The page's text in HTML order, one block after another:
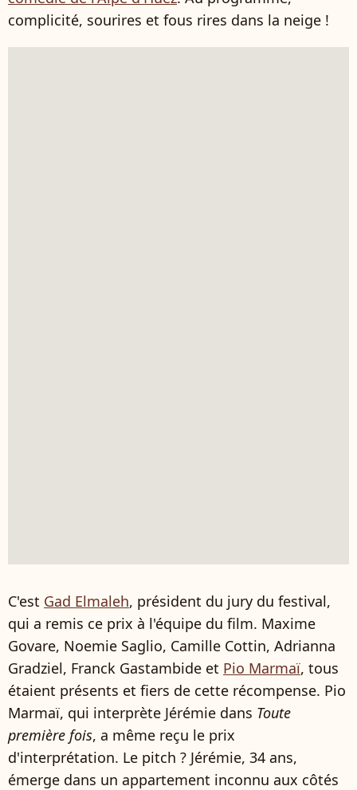
complicité, sourires et fous rires dans la neige !
C'est Gad Elmaleh, président du jury du festival,
qui a remis ce prix à l'équipe du film. Maxime
Govare, Noemie Saglio, Camille Cottin, Adrianna
Gradziel, Franck Gastambide et Pio Marmaï, tous
étaient présents et fiers de cette récompense. Pio
Marmaï, qui interprète Jérémie dans Toute
première fois, a même reçu le prix
d'interprétation. Le pitch ? Jérémie, 34 ans,
émerge dans un appartement inconnu aux côtés